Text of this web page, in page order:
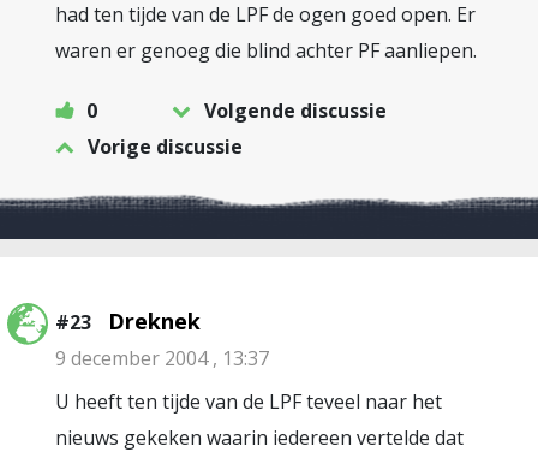
had ten tijde van de LPF de ogen goed open. Er
waren er genoeg die blind achter PF aanliepen.
0
Volgende discussie
Vorige discussie
#23 Dreknek
9 december 2004 , 13:37
U heeft ten tijde van de LPF teveel naar het
nieuws gekeken waarin iedereen vertelde dat